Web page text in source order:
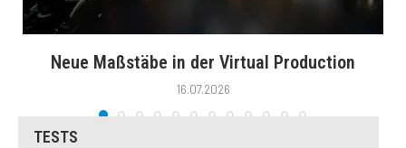
Neue Maßstäbe in der Virtual Production
16.07.2026
TESTS